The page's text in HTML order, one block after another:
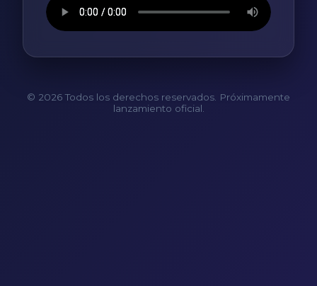
© 2026 Todos los derechos reservados. Próximamente
lanzamiento oficial.